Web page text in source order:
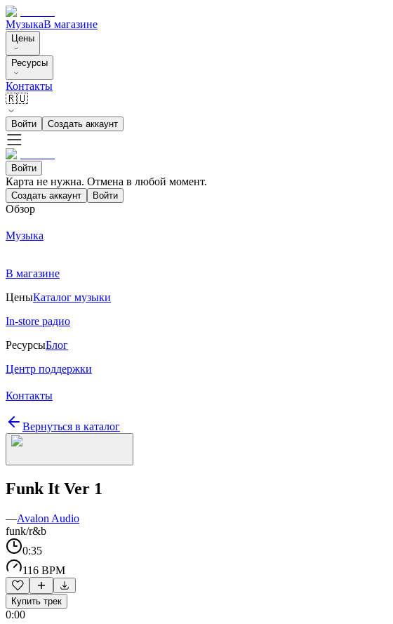
МузыкаВ магазине
Цены
Ресурсы
Контакты
🇷🇺
Войти Создать аккаунт
Войти
Карта не нужна. Отмена в любой момент.
Создать аккаунт Войти
Обзор
Музыка
В магазине
ЦеныКаталог музыки
In-store радио
РесурсыБлог
Центр поддержки
Контакты
Вернуться в каталог
Funk It Ver 1
—Avalon Audio
funk/r&b
0:35
116 BPM
Купить трек
0:00